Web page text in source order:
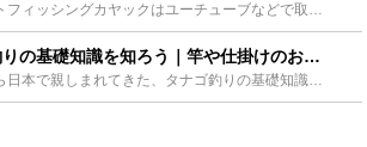
タナゴ釣りの基礎知識を知ろう｜竿や仕掛けのおすすめや場ポイントの紹介 - Leisurego(レジャーゴー)